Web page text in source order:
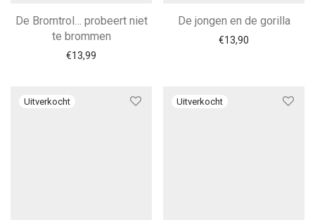
De Bromtrol… probeert niet
te brommen
€13,99
De jongen en de gorilla
€13,90